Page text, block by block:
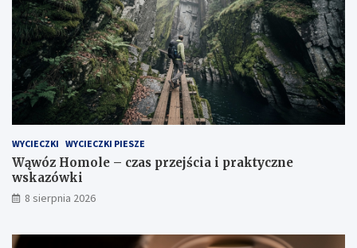
WYCIECZKI WYCIECZKI PIESZE
Wąwóz Homole – czas przejścia i praktyczne
wskazówki
8 sierpnia 2026